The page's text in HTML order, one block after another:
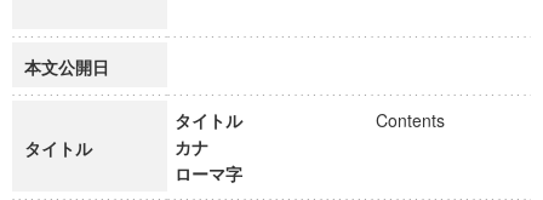
本文公開日
タイトル
タイトル
Contents
カナ
ローマ字